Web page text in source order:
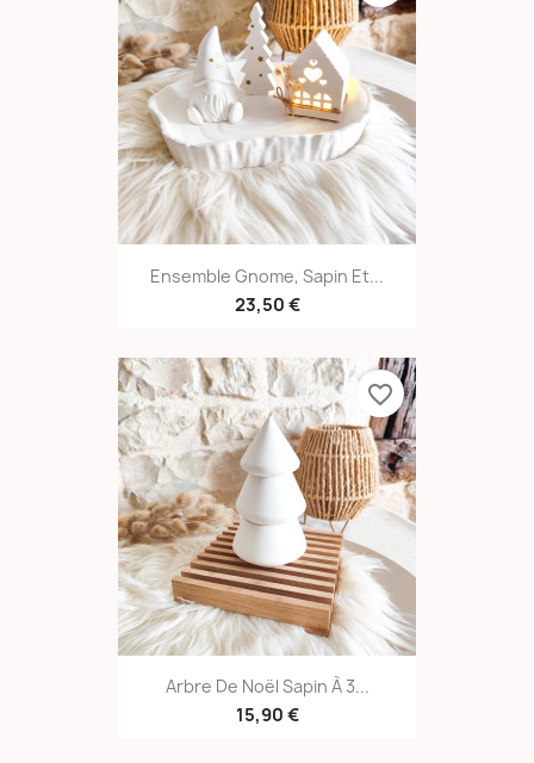
Ensemble Gnome, Sapin Et...
23,50 €
Arbre De Noël Sapin À 3...
15,90 €
favorite_border